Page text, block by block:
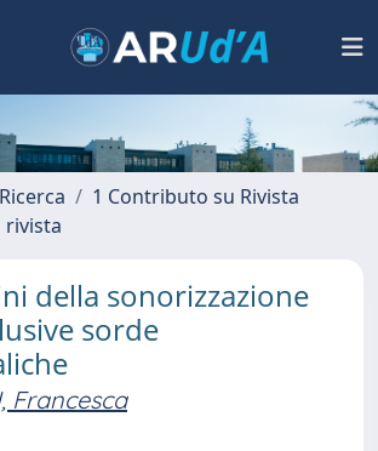
1 Contributo su Rivista
rivista
della sonorizzazione
sorde
Francesca